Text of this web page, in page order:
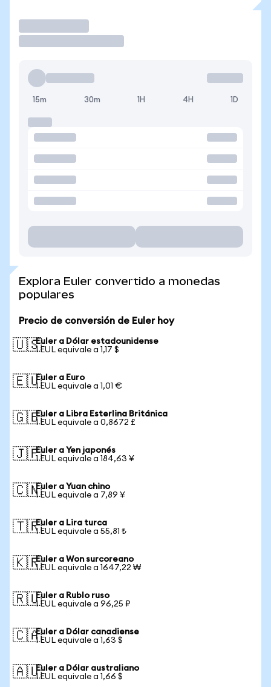
15m 30m 1H 4H 1D
Explora Euler convertido a monedas
populares
Precio de conversión de Euler hoy
🇺🇸Euler a Dólar estadounidense
1 EUL equivale a 1,17 $
🇪🇺Euler a Euro
1 EUL equivale a 1,01 €
🇬🇧Euler a Libra Esterlina Británica
1 EUL equivale a 0,8672 £
🇯🇵Euler a Yen japonés
1 EUL equivale a 184,63 ¥
🇨🇳Euler a Yuan chino
1 EUL equivale a 7,89 ¥
🇹🇷Euler a Lira turca
1 EUL equivale a 55,81 ₺
🇰🇷Euler a Won surcoreano
1 EUL equivale a 1647,22 ₩
🇷🇺Euler a Rublo ruso
1 EUL equivale a 96,25 ₽
🇨🇦Euler a Dólar canadiense
1 EUL equivale a 1,63 $
🇦🇺Euler a Dólar australiano
1 EUL equivale a 1,66 $